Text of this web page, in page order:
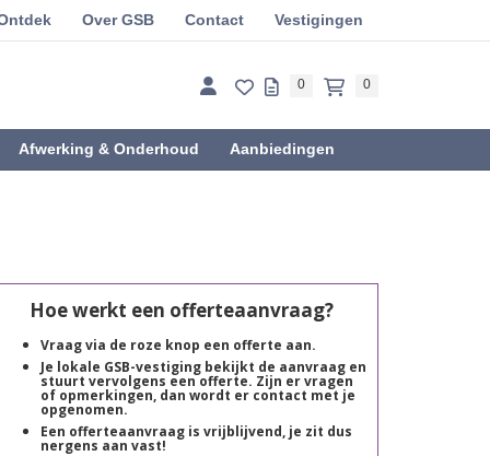
Over GSB Contact Vestigingen
0 0
Afwerking & Onderhoud Aanbiedingen
Hoe werkt een offerteaanvraag?
Vraag via de roze knop een offerte aan.
Je lokale GSB-vestiging bekijkt de aanvraag en
stuurt vervolgens een offerte. Zijn er vragen
of opmerkingen, dan wordt er contact met je
opgenomen.
Een offerteaanvraag is vrijblijvend, je zit dus
nergens aan vast!